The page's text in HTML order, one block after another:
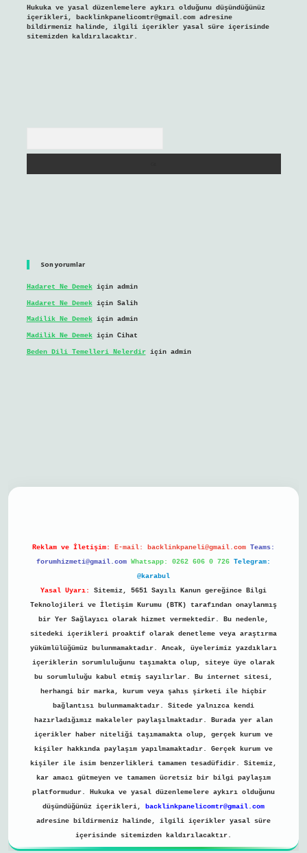
Hukuka ve yasal düzenlemelere aykırı olduğunu düşündüğünüz
içerikleri, backlinkpanelicomtr@gmail.comadresine
bildirmeniz halinde, ilgili içerikler yasal süre içerisinde
sitemizden kaldırılacaktır.
Son yorumlar
Hadaret Ne Demekiçin admin
Hadaret Ne Demekiçin Salih
Madilik Ne Demekiçin admin
Madilik Ne Demekiçin Cihat
Beden Dili Temelleri Nelerdiriçin admin
Reklam ve İletişim: E-mail: backlinkpaneli@gmail.com Teams:
forumhizmeti@gmail.com Whatsapp: 0262 606 0 726 Telegram:
@karabul
Yasal Uyarı:
Sitemiz, 5651 Sayılı Kanun gereğince Bilgi
Teknolojileri ve İletişim Kurumu (BTK) tarafından onaylanmış
bir Yer Sağlayıcı olarak hizmet vermektedir. Bu nedenle,
sitedeki içerikleri proaktif olarak denetleme veya araştırma
yükümlülüğümüz bulunmamaktadır. Ancak, üyelerimiz yazdıkları
içeriklerin sorumluluğunu taşımakta olup, siteye üye olarak
bu sorumluluğu kabul etmiş sayılırlar. Bu internet sitesi,
herhangi bir marka, kurum veya şahıs şirketi ile hiçbir
bağlantısı bulunmamaktadır. Sitede yalnızca kendi
hazırladığımız makaleler paylaşılmaktadır. Burada yer alan
içerikler haber niteliği taşımamakta olup, gerçek kurum ve
kişiler hakkında paylaşım yapılmamaktadır. Gerçek kurum ve
kişiler ile isim benzerlikleri tamamen tesadüfidir. Sitemiz,
kar amacı gütmeyen ve tamamen ücretsiz bir bilgi paylaşım
platformudur. Hukuka ve yasal düzenlemelere aykırı olduğunu
düşündüğünüz içerikleri,
backlinkpanelicomtr@gmail.com
adresine bildirmeniz halinde, ilgili içerikler yasal süre
içerisinde sitemizden kaldırılacaktır.